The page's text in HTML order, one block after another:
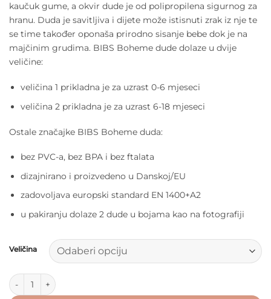
kaučuk gume, a okvir dude je od polipropilena sigurnog za
hranu. Duda je savitljiva i dijete može istisnuti zrak iz nje te
se time također oponaša prirodno sisanje bebe dok je na
majčinim grudima. BIBS Boheme dude dolaze u dvije
veličine:
veličina 1 prikladna je za uzrast 0-6 mjeseci
veličina 2 prikladna je za uzrast 6-18 mjeseci
Ostale značajke BIBS Boheme duda:
bez PVC-a, bez BPA i bez ftalata
dizajnirano i proizvedeno u Danskoj/EU
zadovoljava europski standard EN 1400+A2
u pakiranju dolaze 2 dude u bojama kao na fotografiji
Veličina
BIBS Boheme dude (kaučuk) – Peach/Woodchuck količina